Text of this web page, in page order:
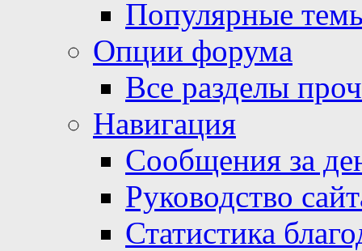
Популярные
Опции форума
Все разделы
Навигация
Сообщения за
Руководство
Статистика